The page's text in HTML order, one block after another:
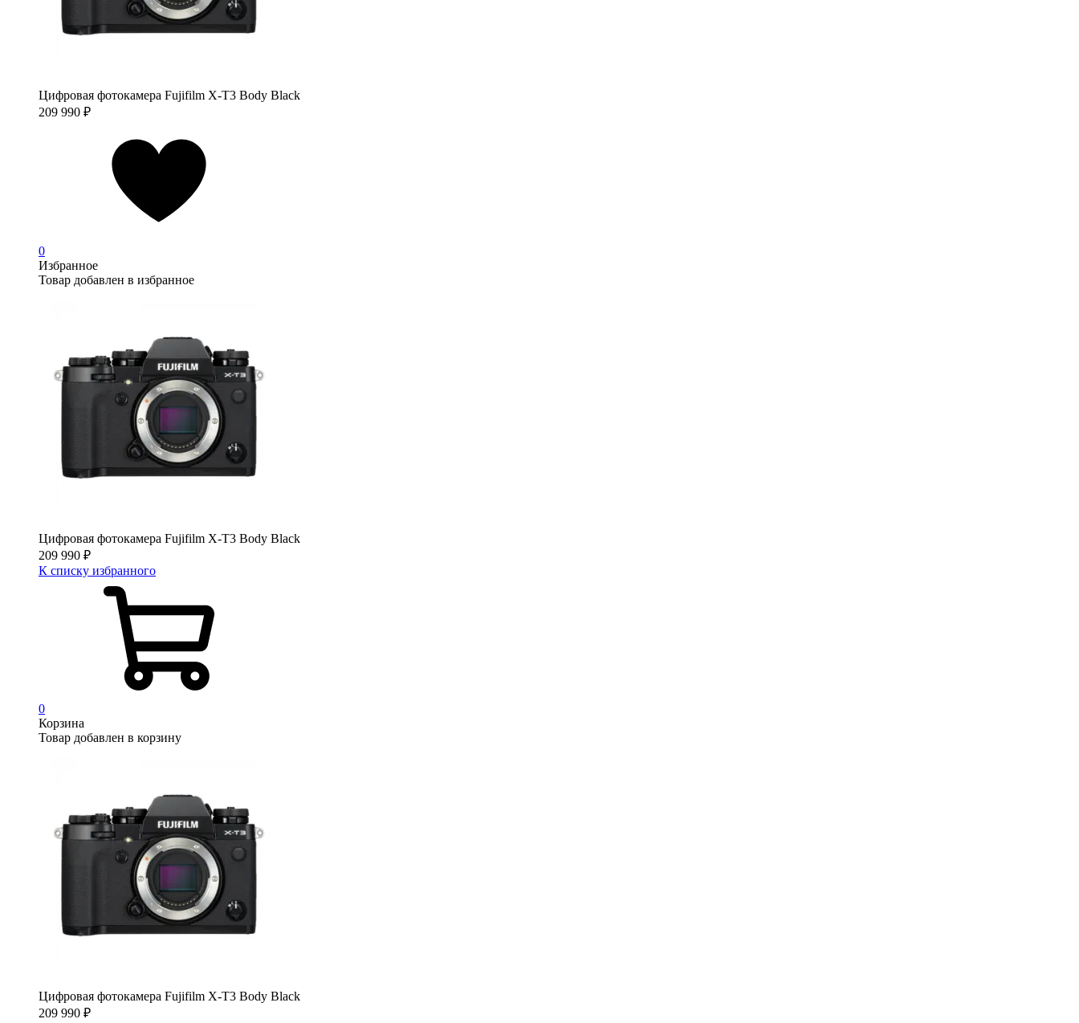
Цифровая фотокамера Fujifilm X-T3 Body Black
209 990 ₽
0
Избранное
Товар добавлен в избранное
Цифровая фотокамера Fujifilm X-T3 Body Black
209 990 ₽
К списку избранного
0
Корзина
Товар добавлен в корзину
Цифровая фотокамера Fujifilm X-T3 Body Black
209 990 ₽